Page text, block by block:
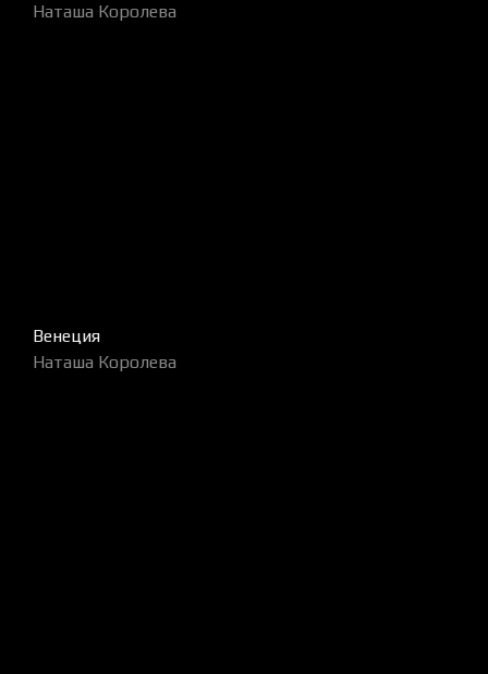
Наташа Королева
Венеция
Наташа Королева